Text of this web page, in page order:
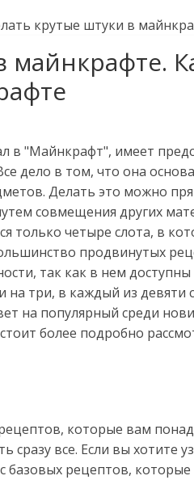
крутые штуки в
в "Майнкрафт", имеет
дело в том, что она
Делать это можно
совмещения других
только четыре слота, в
продвинутых
так как в нем доступны
на три, в каждый из
на популярный среди
более подробно
которые вам
сразу все. Если вы хотите
рецептов, которые